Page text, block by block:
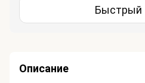
Быстрый
Описание